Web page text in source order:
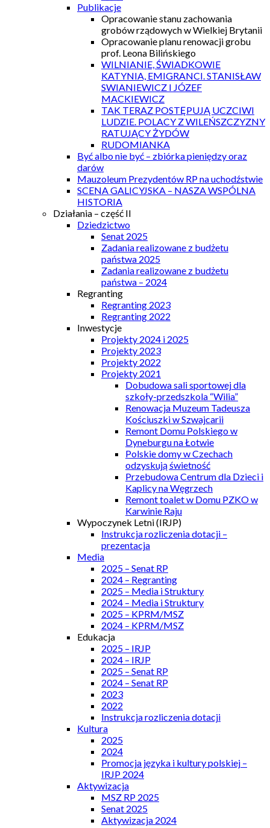
Publikacje
Opracowanie stanu zachowania
grobów rządowych w Wielkiej Brytanii
Opracowanie planu renowacji grobu
prof. Leona Bilińskiego
WILNIANIE, ŚWIADKOWIE
KATYNIA, EMIGRANCI. STANISŁAW
SWIANIEWICZ I JÓZEF
MACKIEWICZ
TAK TERAZ POSTĘPUJĄ UCZCIWI
LUDZIE. POLACY Z WILEŃSZCZYZNY
RATUJĄCY ŻYDÓW
RUDOMIANKA
Być albo nie być – zbiórka pieniędzy oraz
darów
Mauzoleum Prezydentów RP na uchodźstwie
SCENA GALICYJSKA – NASZA WSPÓLNA
HISTORIA
Działania – część II
Dziedzictwo
Senat 2025
Zadania realizowane z budżetu
państwa 2025
Zadania realizowane z budżetu
państwa – 2024
Regranting
Regranting 2023
Regranting 2022
Inwestycje
Projekty 2024 i 2025
Projekty 2023
Projekty 2022
Projekty 2021
Dobudowa sali sportowej dla
szkoły-przedszkola “Wilia”
Renowacja Muzeum Tadeusza
Kościuszki w Szwajcarii
Remont Domu Polskiego w
Dyneburgu na Łotwie
Polskie domy w Czechach
odzyskują świetność
Przebudowa Centrum dla Dzieci i
Kaplicy na Węgrzech
Remont toalet w Domu PZKO w
Karwinie Raju
Wypoczynek Letni (IRJP)
Instrukcja rozliczenia dotacji –
prezentacja
Media
2025 – Senat RP
2024 – Regranting
2025 – Media i Struktury
2024 – Media i Struktury
2025 – KPRM/MSZ
2024 – KPRM/MSZ
Edukacja
2025 – IRJP
2024 – IRJP
2025 – Senat RP
2024 – Senat RP
2023
2022
Instrukcja rozliczenia dotacji
Kultura
2025
2024
Promocja języka i kultury polskiej –
IRJP 2024
Aktywizacja
MSZ RP 2025
Senat 2025
Aktywizacja 2024